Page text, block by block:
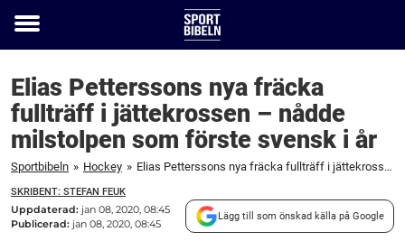
Toggle
Elias Petterssons nya fräcka
fullträff i jättekrossen – nådde
milstolpen som förste svensk i år
Sportbibeln » Hockey » Elias Petterssons nya fräcka fullträff i jättekrossen – nådde milstolpen som förste svensk i år
SKRIBENT: STEFAN FEUK
Uppdaterad: jan 08, 2020, 08:45
Publicerad: jan 08, 2020, 08:45
Lägg till som önskad källa på Google